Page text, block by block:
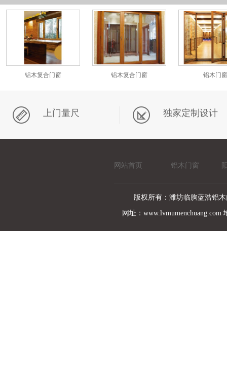
铝木复合门窗 铝木复合门窗 铝木门窗
上门量尺 独家定制设计
网站首页 铝木门窗
版权所有：潍坊临朐蓝浩铝
网址：